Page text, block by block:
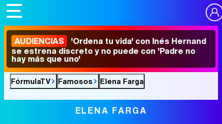
AUDIENCIAS 'Ordena tu vida' con Inés Hernand
se estrena discreto y no puede con 'Padre no
hay más que uno'
FórmulaTV Famosos Elena Farga
ELENA FARGA